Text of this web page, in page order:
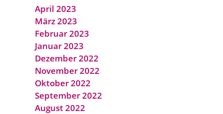
April 2023
März 2023
Februar 2023
Januar 2023
Dezember 2022
November 2022
Oktober 2022
September 2022
August 2022